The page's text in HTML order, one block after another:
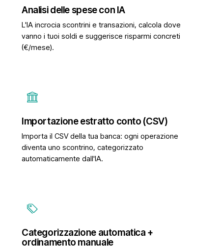
Analisi delle spese con IA
L'IA incrocia scontrini e transazioni, calcola dove
vanno i tuoi soldi e suggerisce risparmi concreti
(€/mese).
Importazione estratto conto (CSV)
Importa il CSV della tua banca: ogni operazione
diventa uno scontrino, categorizzato
automaticamente dall'IA.
Categorizzazione automatica +
ordinamento manuale